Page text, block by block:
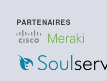
PARTENAIRES